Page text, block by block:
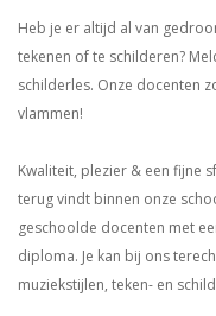
Heb je er altijd al van
tekenen of te schilderen?
schilderles. Onze docenten
vlammen!
Kwaliteit, plezier & een fijne
terug vindt binnen onze
geschoolde docenten met
diploma. Je kan bij ons
muziekstijlen, teken- en